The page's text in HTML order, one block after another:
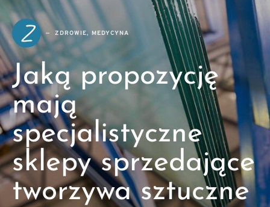
Z ZDROWIE, MEDYCYNA
Jaką propozycję
mają
specjalistyczne
sklepy sprzedające
tworzywa sztuczne